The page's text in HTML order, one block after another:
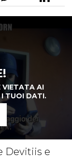
VIETATA AI
I TUOI DATI.
Devitiis e